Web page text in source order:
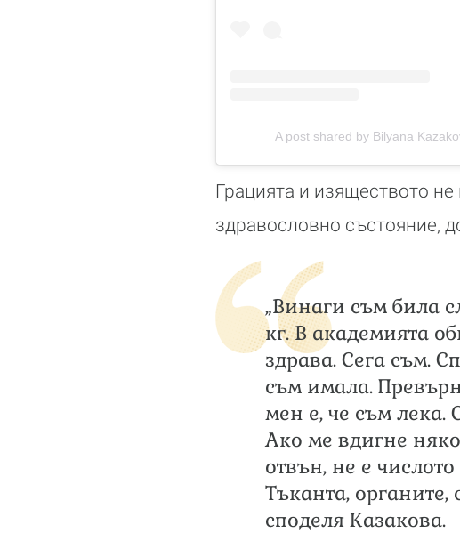
A post shared by Bilyana
Грацията и изяществото
здравословно състояние,
„Винаги съм била
кг. В академията
здрава. Сега съм.
съм имала.
мен е, че съм лека.
Ако ме вдигне
отвън, не е
Тъканта,
споделя Казакова.